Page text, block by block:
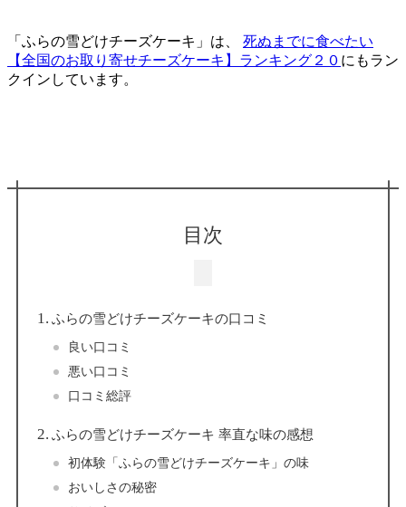
「ふらの雪どけチーズケーキ」は、 死ぬまでに食べたい
【全国のお取り寄せチーズケーキ】ランキング２０ にもラン
クインしています。
目次
ふらの雪どけチーズケーキの口コミ
良い口コミ
悪い口コミ
口コミ総評
ふらの雪どけチーズケーキ 率直な味の感想
初体験「ふらの雪どけチーズケーキ」の味
おいしさの秘密